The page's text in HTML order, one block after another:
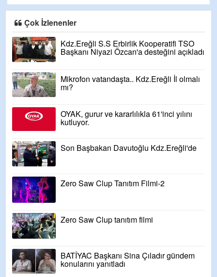
Çok İzlenenler
Kdz.Ereğli S.S Erbirlik Kooperatifi TSO
Başkanı Niyazi Özcan'a desteğini açıkladı
Mikrofon vatandaşta.. Kdz.Ereğli İl olmalı
mı?
OYAK, gurur ve kararlılıkla 61'inci yılını
kutluyor.
Son Başbakan Davutoğlu Kdz.Ereğli'de
Zero Saw Clup Tanıtım Filmi-2
Zero Saw Clup tanıtım filmi
BATİYAC Başkanı Sina Çıladır gündem
konularını yanıtladı